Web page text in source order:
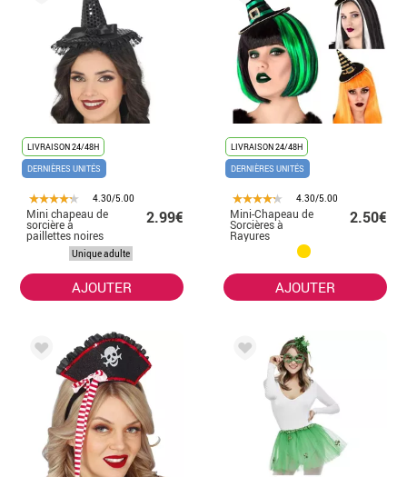
LIVRAISON 24/48H
DERNIÈRES UNITÉS
4.30/5.00
Mini chapeau de
sorcière à
paillettes noires
2.99€
Unique adulte
AJOUTER
LIVRAISON 24/48H
DERNIÈRES UNITÉS
4.30/5.00
Mini-Chapeau de
Sorcières à
Rayures
plusieurs
2.50€
AJOUTER